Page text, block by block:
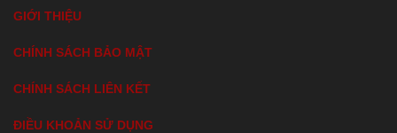
GIỚI THIỆU
CHÍNH SÁCH BẢO MẬT
CHÍNH SÁCH LIÊN KẾT
ĐIỀU KHOẢN SỬ DỤNG